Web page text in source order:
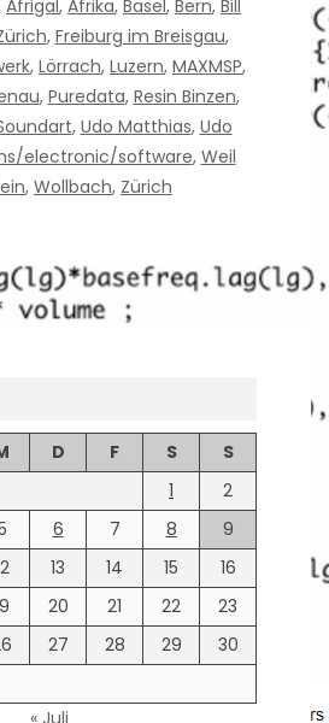
Afrigal, Afrika, Basel, Bern, Bill
, Freiburg im Breisgau,
, Lörrach, Luzern, MAXMSP,
, Puredata, Resin Binzen,
, Udo Matthias, Udo
electronic/software, Weil
, Wollbach, Zürich
D F S
S
1
2
6 7 8
9
13 14 15
16
20 21 22
23
27 28 29
30